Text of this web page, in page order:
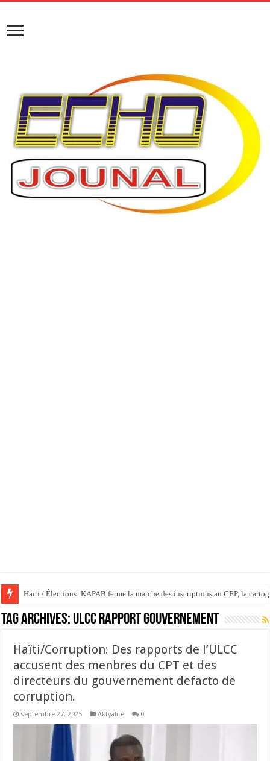
Haïti / Élections: KAPAB ferme la marche des inscriptions au CEP, la
Tag Archives: ulcc rapport gouvernement
Haïti/Corruption: Des rapports de l’ULCC
accusent des menbres du CPT et des
directeurs du gouvernement defacto de
corruption.
septembre 27, 2025 Aktyalite 0